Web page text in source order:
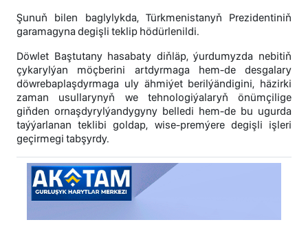
Şunuň bilen baglylykda, Türkmenistanyň Prezidentiniň
garamagyna degişli teklip hödürlenildi.
Döwlet Baştutany hasabaty diňläp, ýurdumyzda nebitiň
çykarylýan möçberini artdyrmaga hem-de desgalary
döwrebaplaşdyrmaga uly ähmiýet berilýändigini, häzirki
zaman usullarynyň we tehnologiýalaryň önümçilige
giňden ornaşdyrylýandygyny belledi hem-de bu ugurda
taýýarlanan teklibi goldap, wise-premýere degişli işleri
geçirmegi tabşyrdy.